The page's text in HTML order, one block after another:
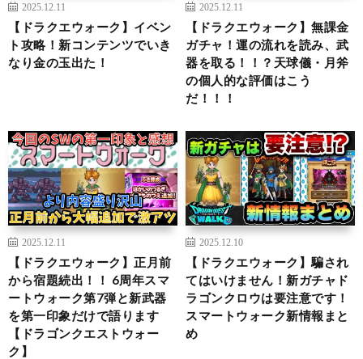
2025.12.11
【ドラクエウォーク】イベン
ト攻略！新コンテンツでいき
なり金の玉出た！
2025.12.11
【ドラクエウォーク】無課金
ガチャ！運の流れを読み、武
器を取る！！？天球儀・月斧
の個人的な評価はこう
だ！！！
2025.12.11
【ドラクエウォーク】正月前
から宿題続出！！ 6周年スマ
ートウォーク第7弾と新武器
を第一印象だけで語ります
【ドラゴンクエストウォー
ク】
2025.12.10
【ドラクエウォーク】騙され
てはいけません！新ガチャド
ラゴンクロウは要注意です！
スマートウォーク新情報まと
め